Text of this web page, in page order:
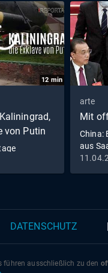
12 min
von Putin
arte
Mit
China:
aus
DATENSCHUTZ
führen ausschließlich zu den